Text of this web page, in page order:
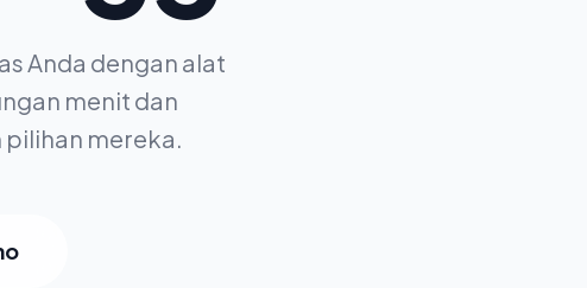
Anda dengan alat
menit dan
mereka.